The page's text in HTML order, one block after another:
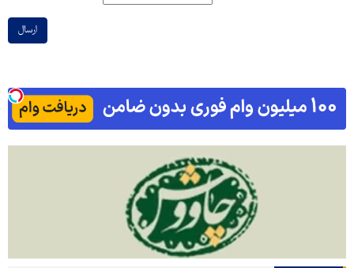
ارسال